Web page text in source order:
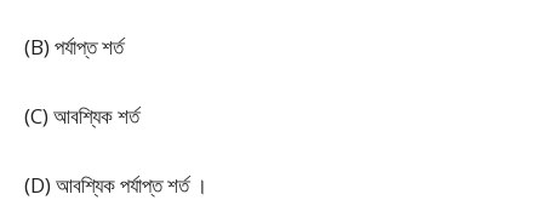
(B) পর্যাপ্ত শর্ত
(C) আবশ্যিক শর্ত
(D) আবশ্যিক পর্যাপ্ত শর্ত ।